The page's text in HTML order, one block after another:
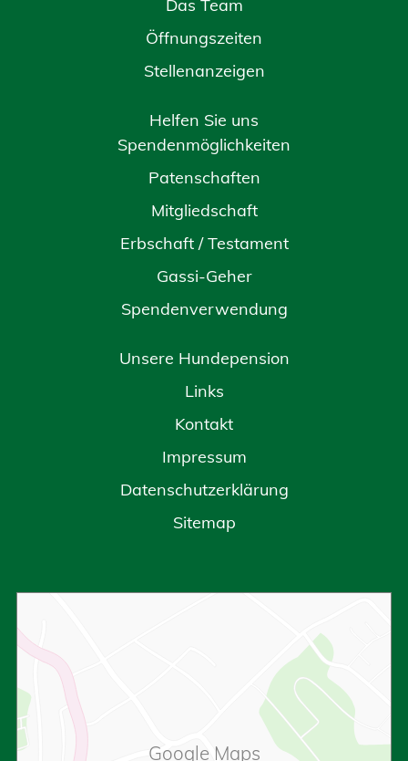
Das Team
Öffnungszeiten
Stellenanzeigen
Helfen Sie uns
Spendenmöglichkeiten
Patenschaften
Mitgliedschaft
Erbschaft / Testament
Gassi-Geher
Spendenverwendung
Unsere Hundepension
Links
Kontakt
Impressum
Datenschutzerklärung
Sitemap
Google Maps